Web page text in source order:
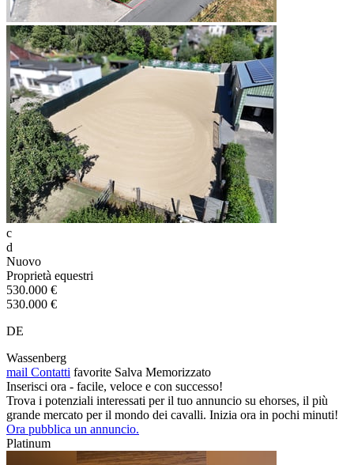
c
d
Nuovo
Proprietà equestri
530.000 €
530.000 €
DE
Wassenberg
mail Contatti favorite Salva Memorizzato
Inserisci ora - facile, veloce e con successo!
Trova i potenziali interessati per il tuo annuncio su ehorses, il più
grande mercato per il mondo dei cavalli. Inizia ora in pochi minuti!
Ora pubblica un annuncio.
Platinum